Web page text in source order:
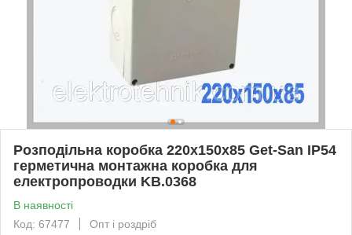
Розподільна коробка 220х150х85 Get-San IP54
герметична монтажна коробка для
електропроводки KB.0368
В наявності
Код: 67477
Опт і роздріб